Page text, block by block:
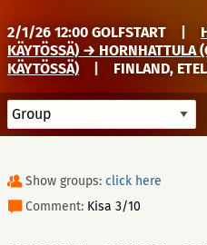
2/1/26 12:00 GOLFSTART
KÄYTÖSSÄ) → HORNHATTULA
KÄYTÖSSÄ)
FINLAND,
Show groups: click here
Comment: Kisa 3/10